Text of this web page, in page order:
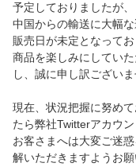
予定しておりましたが、
中国からの輸送に大幅
販売日が未定となってお
商品を楽しみにしてい
し、誠に申し訳ございま
現在、状況把握に努め
たら弊社Twitterアカウ
お客さまへは大変ご迷
解いただきますようお願